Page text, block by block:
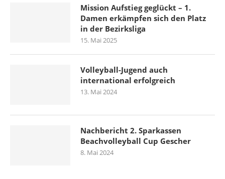
Mission Aufstieg geglückt – 1.
Damen erkämpfen sich den Platz
in der Bezirksliga
15. Mai 2025
Volleyball-Jugend auch
international erfolgreich
13. Mai 2024
Nachbericht 2. Sparkassen
Beachvolleyball Cup Gescher
8. Mai 2024